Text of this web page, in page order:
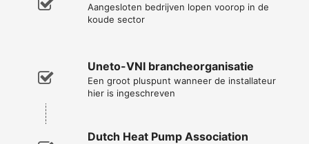
Aangesloten bedrijven lopen voorop in de
koude sector
Uneto-VNI brancheorganisatie
Een groot pluspunt wanneer de installateur
hier is ingeschreven
Dutch Heat Pump Association